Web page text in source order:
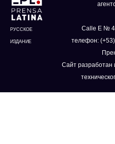
РУССКОЕ
ИЗДАНИЕ
Calle E №
телефон:
Сайт разработан